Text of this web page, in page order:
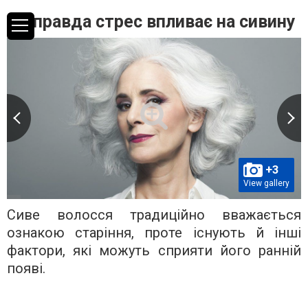
Чи правда стрес впливає на сивину
+3
View gallery
Сиве волосся традиційно вважається
ознакою старіння, проте існують й інші
фактори, які можуть сприяти його ранній
появі.